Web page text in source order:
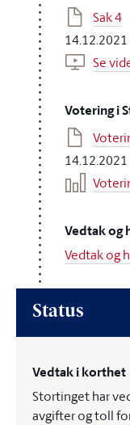
Sak 4
14.12.2021
Se
Votering i
14.12.2021
Vedtak og
Vedtak og
Status
Vedtak i korthet
Stortinget har
avgifter og toll